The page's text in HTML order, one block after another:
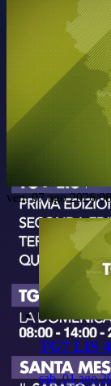
ven, 07 ago 2026
TG7 LIS
sab, 01 ago